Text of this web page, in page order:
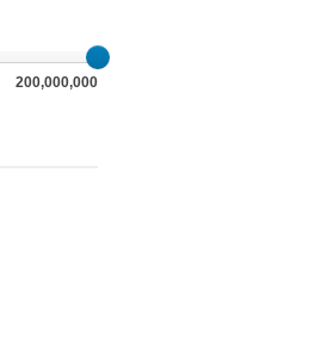
200,000,000